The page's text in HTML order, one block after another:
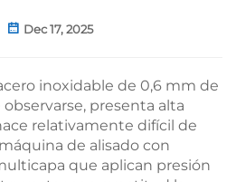
Dec 17, 2025
inoxidable de 0,6 mm de
presenta alta
relativamente difícil de
de alisado con
que aplican presión